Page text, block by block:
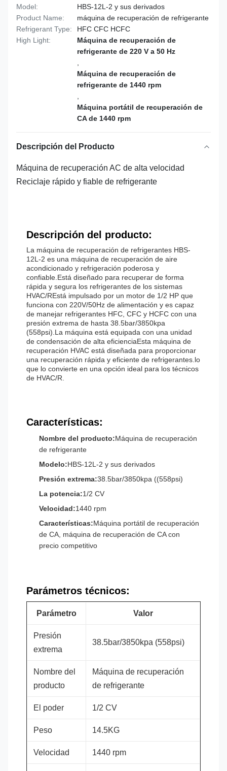
Model:
HBS-12L-2 y sus derivados
Product Name:
máquina de recuperación de refrigerante
Refrigerant Type:
HFC CFC HCFC
High Light:
Máquina de recuperación de
refrigerante de 220 V a 50 Hz
Máquina de recuperación de
refrigerante de 1440 rpm
Máquina portátil de recuperación de
CA de 1440 rpm
Descripción del Producto
Máquina de recuperación AC de alta velocidad
Reciclaje rápido y fiable de refrigerante
Descripción del producto:
La máquina de recuperación de refrigerantes HBS-
12L-2 es una máquina de recuperación de aire
acondicionado y refrigeración poderosa y
confiable.Está diseñado para recuperar de forma
rápida y segura los refrigerantes de los sistemas
HVAC/REstá impulsado por un motor de 1/2 HP que
funciona con 220V/50Hz de alimentación y es capaz
de manejar refrigerantes HFC, CFC y HCFC con una
presión extrema de hasta 38.5bar/3850kpa
(558psi).La máquina está equipada con una unidad
de condensación de alta eficienciaEsta máquina de
recuperación HVAC está diseñada para proporcionar
una recuperación rápida y eficiente de refrigerantes.lo
que lo convierte en una opción ideal para los técnicos
de HVAC/R.
Características:
Nombre del producto:Máquina de recuperación
de refrigerante
Modelo:HBS-12L-2 y sus derivados
Presión extrema:38.5bar/3850kpa ((558psi)
La potencia:1/2 CV
Velocidad:1440 rpm
Características:Máquina portátil de recuperación
de CA, máquina de recuperación de CA con
precio competitivo
Parámetros técnicos:
Parámetro Valor
Presión
extrema
38.5bar/3850kpa (558psi)
Nombre del
producto
Máquina de recuperación
de refrigerante
El poder 1/2 CV
Peso 14.5KG
Velocidad 1440 rpm